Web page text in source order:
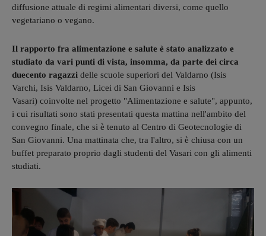
diffusione attuale di regimi alimentari diversi, come quello
vegetariano o vegano.
Il rapporto fra alimentazione e salute è stato analizzato e
studiato da vari punti di vista, insomma, da parte dei circa
duecento ragazzi delle scuole superiori del Valdarno (Isis
Varchi, Isis Valdarno, Licei di San Giovanni e Isis
Vasari) coinvolte nel progetto "Alimentazione e salute", appunto,
i cui risultati sono stati presentati questa mattina nell'ambito del
convegno finale, che si è tenuto al Centro di Geotecnologie di
San Giovanni. Una mattinata che, tra l'altro, si è chiusa con un
buffet preparato proprio dagli studenti del Vasari con gli alimenti
studiati.